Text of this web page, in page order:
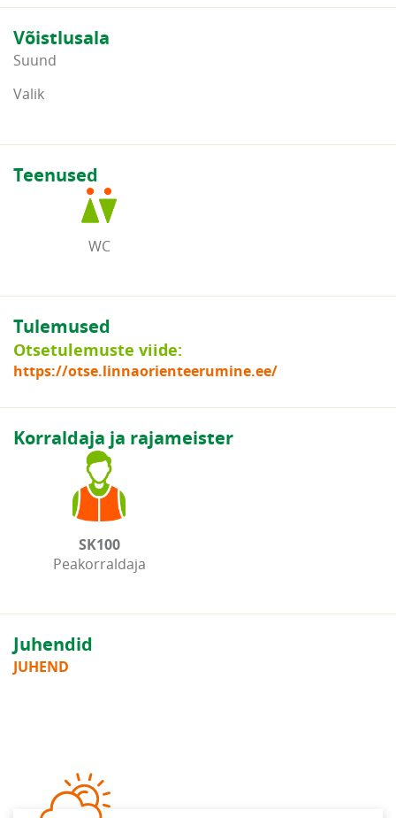
Võistlusala
Suund
Valik
Teenused
WC
Tulemused
Otsetulemuste viide:
https://otse.linnaorienteerumine.ee/
Korraldaja ja rajameister
SK100
Peakorraldaja
Juhendid
JUHEND